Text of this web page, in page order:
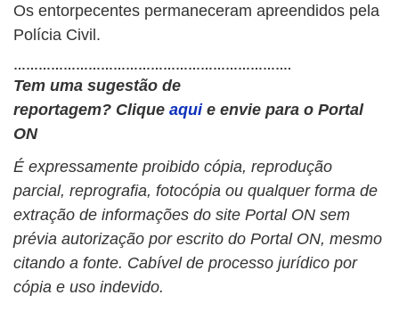
Os entorpecentes permaneceram apreendidos pela
Polícia Civil.
………………………………………………………….
Tem uma sugestão de
reportagem? Clique aqui e envie para o Portal
ON
É expressamente proibido cópia, reprodução
parcial, reprografia, fotocópia ou qualquer forma de
extração de informações do site Portal ON sem
prévia autorização por escrito do Portal ON, mesmo
citando a fonte. Cabível de processo jurídico por
cópia e uso indevido.